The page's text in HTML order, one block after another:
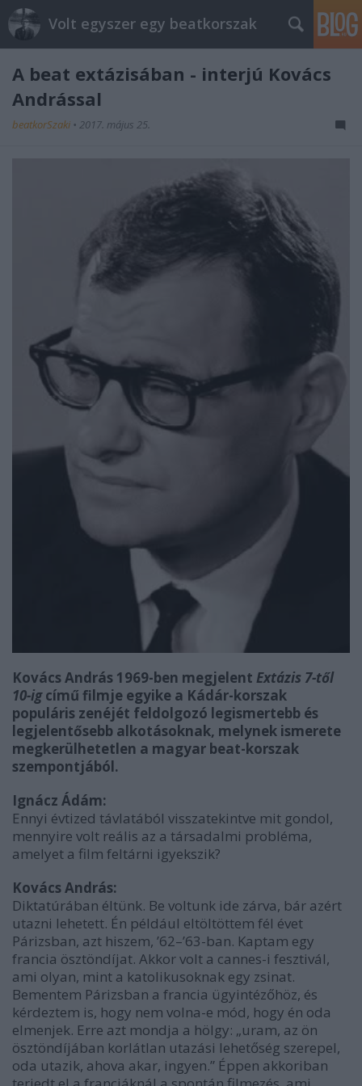
Volt egyszer egy beatkorszak
A beat extázisában - interjú Kovács
Andrással
beatkorSzaki • 2017. május 25.
Kovács András 1969-ben megjelent Extázis 7-től
10-igcímű filmje egyike a Kádár-korszak
populáris zenéjét feldolgozó legismertebb és
legjelentősebb alkotásoknak, melynek ismerete
megkerülhetetlen a magyar beat-korszak
szempontjából.
Ignácz Ádám:
Ennyi évtized távlatából visszatekintve mit gondol,
mennyire volt reális az a társadalmi probléma,
amelyet a film feltárni igyekszik?
Kovács András:
Diktatúrában éltünk. Be voltunk ide zárva, bár azért
utazni lehetett. Én például eltöltöttem fél évet
Párizsban, azt hiszem, ’62–’63-ban. Kaptam egy
francia ösztöndíjat. Akkor volt a cannes-i fesztivál,
ami olyan, mint a katolikusoknak egy zsinat.
Bementem Párizsban a francia ügyintézőhöz, és
kérdeztem is, hogy nem volna-e mód, hogy én oda
elmenjek. Erre azt mondja a hölgy: „uram, az ön
ösztöndíjában korlátlan utazási lehetőség szerepel,
oda utazik, ahova akar, ingyen.” Éppen akkoriban